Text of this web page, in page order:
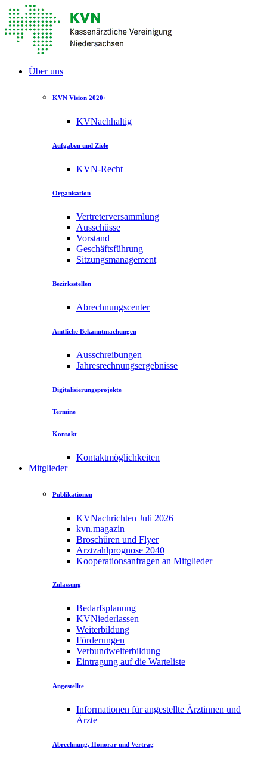
Über uns
KVN Vision 2020+
KVNachhaltig
Aufgaben und Ziele
KVN-Recht
Organisation
Vertreterversammlung
Ausschüsse
Vorstand
Geschäftsführung
Sitzungsmanagement
Bezirksstellen
Abrechnungscenter
Amtliche Bekanntmachungen
Ausschreibungen
Jahresrechnungsergebnisse
Digitalisierungsprojekte
Termine
Kontakt
Kontaktmöglichkeiten
Mitglieder
Publikationen
KVNachrichten Juli 2026
kvn.magazin
Broschüren und Flyer
Arztzahlprognose 2040
Kooperationsanfragen an Mitglieder
Zulassung
Bedarfsplanung
KVNiederlassen
Weiterbildung
Förderungen
Verbundweiterbildung
Eintragung auf die Warteliste
Angestellte
Informationen für angestellte Ärztinnen und
Ärzte
Abrechnung, Honorar und Vertrag